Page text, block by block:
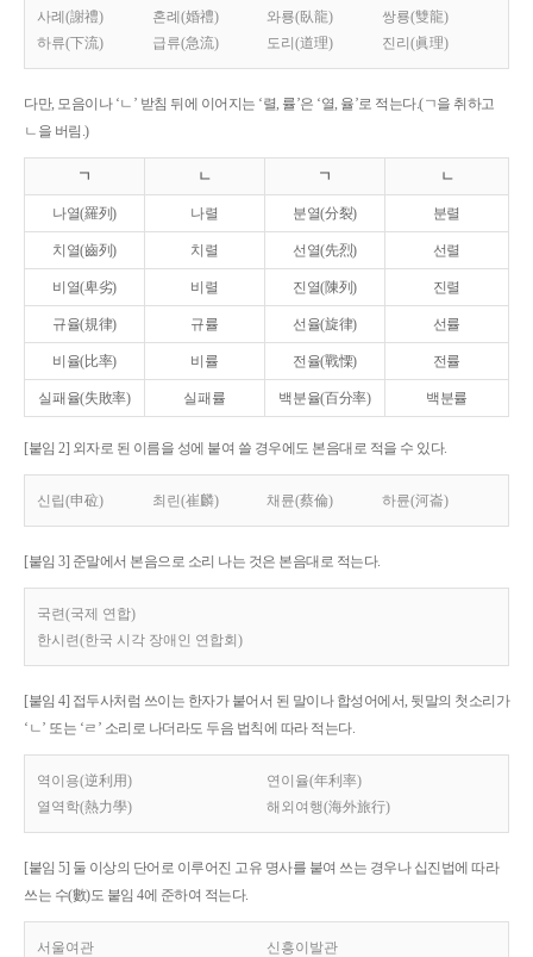
사례(謝禮)
혼례(婚禮) 와룡(臥龍)
쌍룡(雙龍)
하류(下流)
급류(急流) 도리(道理) 진리(眞理)
다만, 모음이나 ‘ㄴ’ 받침 뒤에 이어지는 ‘렬, 률’은 ‘열, 율’로 적는다.(ㄱ을 취하고
ㄴ을 버림.)
ㄱ ㄴ ㄱ ㄴ
나열(羅列) 나렬 분열(分裂) 분렬
치열(齒列) 치렬 선열(先烈) 선렬
비열(卑劣) 비렬 진열(陳列) 진렬
규율(規律) 규률 선율(旋律) 선률
비율(比率) 비률 전율(戰慄) 전률
실패율(失敗率) 실패률 백분율(百分率) 백분률
[붙임 2] 외자로 된 이름을 성에 붙여 쓸 경우에도 본음대로 적을 수 있다.
신립(申砬) 최린(崔麟) 채륜(蔡倫) 하륜(河崙)
[붙임 3] 준말에서 본음으로 소리 나는 것은 본음대로 적는다.
국련(국제 연합)
한시련(한국 시각 장애인 연합회)
[붙임 4] 접두사처럼 쓰이는 한자가 붙어서 된 말이나 합성어에서, 뒷말의 첫소리가
‘ㄴ’ 또는 ‘ㄹ’ 소리로 나더라도 두음 법칙에 따라 적는다.
역이용(逆利用)
연이율(年利率)
열역학(熱力學)
해외여행(海外旅行)
[붙임 5] 둘 이상의 단어로 이루어진 고유 명사를 붙여 쓰는 경우나 십진법에 따라
쓰는 수(數)도 붙임 4에 준하여 적는다.
서울여관 신흥이발관